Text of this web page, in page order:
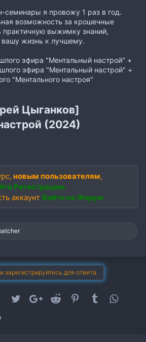
семинары я провожу 1 раз в год.
возможность за крошечные
практичную выжимку знаний,
вашу жизнь к лучшему.
эфира "Ментальный настрой" +
эфира "Ментальный настрой" +
"Ментального настроя"
Цыганков]
(2024)
новым пользователям,
Регистрацию
аккаунт Войти на Форум
зарегистрируйтесь для ответа.
FacebookTwitterGoogle+Reddit PinterestTumblr
почта